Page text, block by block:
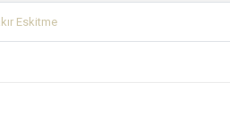
Eskitme